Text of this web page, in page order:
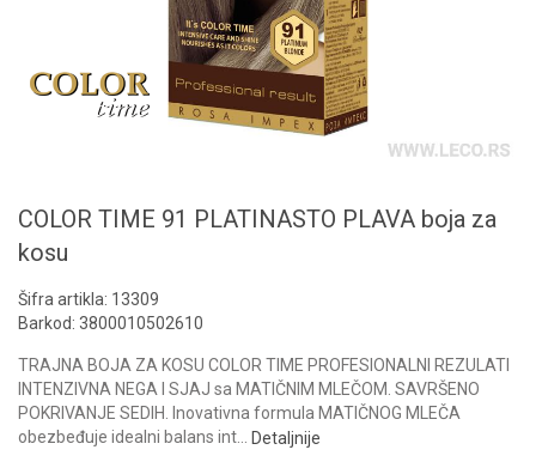
COLOR TIME 91 PLATINASTO PLAVA boja za
kosu
Šifra artikla: 13309
Barkod: 3800010502610
TRAJNA BOJA ZA KOSU COLOR TIME PROFESIONALNI REZULATI
INTENZIVNA NEGA I SJAJ sa MATIČNIM MLEČOM. SAVRŠENO
POKRIVANJE SEDIH. Inovativna formula MATIČNOG MLEČA
obezbeđuje idealni balans int
Detaljnije